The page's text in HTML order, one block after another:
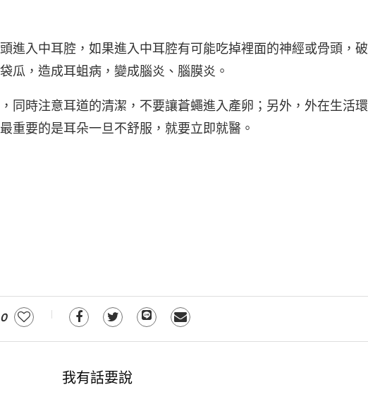
進入中耳腔，如果進入中耳腔有可能吃掉裡面的神經或骨頭，破
瓜，造成耳蛆病，變成腦炎、腦膜炎。
同時注意耳道的清潔，不要讓蒼蠅進入產卵；另外，外在生活環
重要的是耳朵一旦不舒服，就要立即就醫。
0
我有話要說